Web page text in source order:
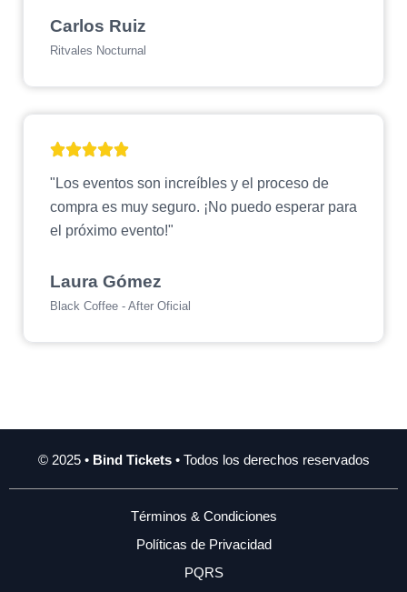
Carlos Ruiz
Ritvales Nocturnal
"Los eventos son increíbles y el proceso de
compra es muy seguro. ¡No puedo esperar para
el próximo evento!"
Laura Gómez
Black Coffee - After Oficial
© 2025 • Bind Tickets• Todos los derechos reservados
Términos & Condiciones
Políticas de Privacidad
PQRS